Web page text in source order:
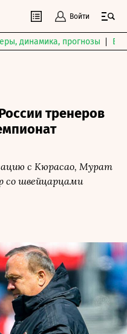
Войти
динамика, прогнозы
тренеров
с Кюрасао, Мурат
со швейцарцами